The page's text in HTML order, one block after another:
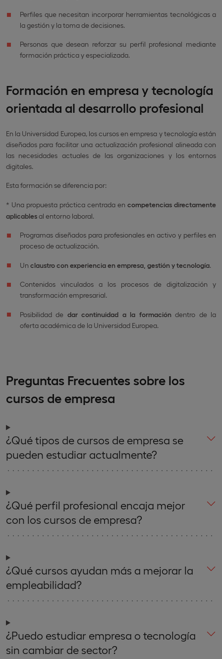
Perfiles que necesitan incorporar herramientas tecnológicas a
la gestión y la toma de decisiones.
Personas que desean reforzar su perfil profesional mediante
formación práctica y especializada.
Formación en empresa y tecnología
orientada al desarrollo profesional
En la Universidad Europea, los cursos en empresa y tecnología están
diseñados para facilitar una actualización profesional alineada con
las necesidades actuales de las organizaciones y los entornos
digitales.
Esta formación se diferencia por:
* Una propuesta práctica centrada en competencias directamente
aplicablesal entorno laboral.
Programas diseñados para profesionales en activo y perfiles en
proceso de actualización.
Un claustro con experiencia en empresa, gestión y tecnología.
Contenidos vinculados a los procesos de digitalización y
transformación empresarial.
Posibilidad de dar continuidad a la formacióndentro de la
oferta académica de la Universidad Europea.
Preguntas Frecuentes sobre los
cursos de empresa
¿Qué tipos de cursos de empresa se
pueden estudiar actualmente?
¿Qué perfil profesional encaja mejor
con los cursos de empresa?
¿Qué cursos ayudan más a mejorar la
empleabilidad?
¿Puedo estudiar empresa o tecnología
sin cambiar de sector?